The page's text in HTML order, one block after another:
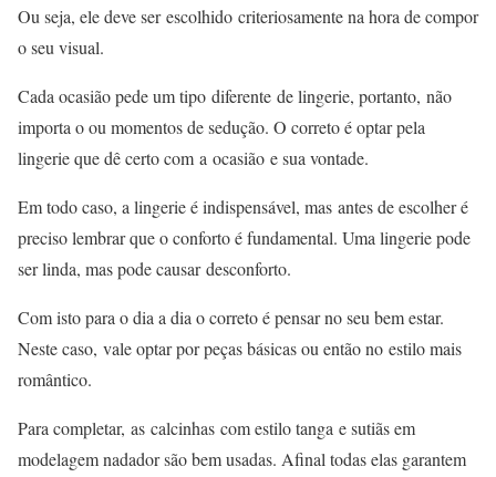
Ou seja, ele deve ser escolhido criteriosamente na hora de compor
o seu visual.
Cada ocasião pede um tipo diferente de lingerie, portanto, não
importa o ou momentos de sedução. O correto é optar pela
lingerie que dê certo com a ocasião e sua vontade.
Em todo caso, a lingerie é indispensável, mas antes de escolher é
preciso lembrar que o conforto é fundamental. Uma lingerie pode
ser linda, mas pode causar desconforto.
Com isto para o dia a dia o correto é pensar no seu bem estar.
Neste caso, vale optar por peças básicas ou então no estilo mais
romântico.
Para completar, as calcinhas com estilo tanga e sutiãs em
modelagem nadador são bem usadas. Afinal todas elas garantem